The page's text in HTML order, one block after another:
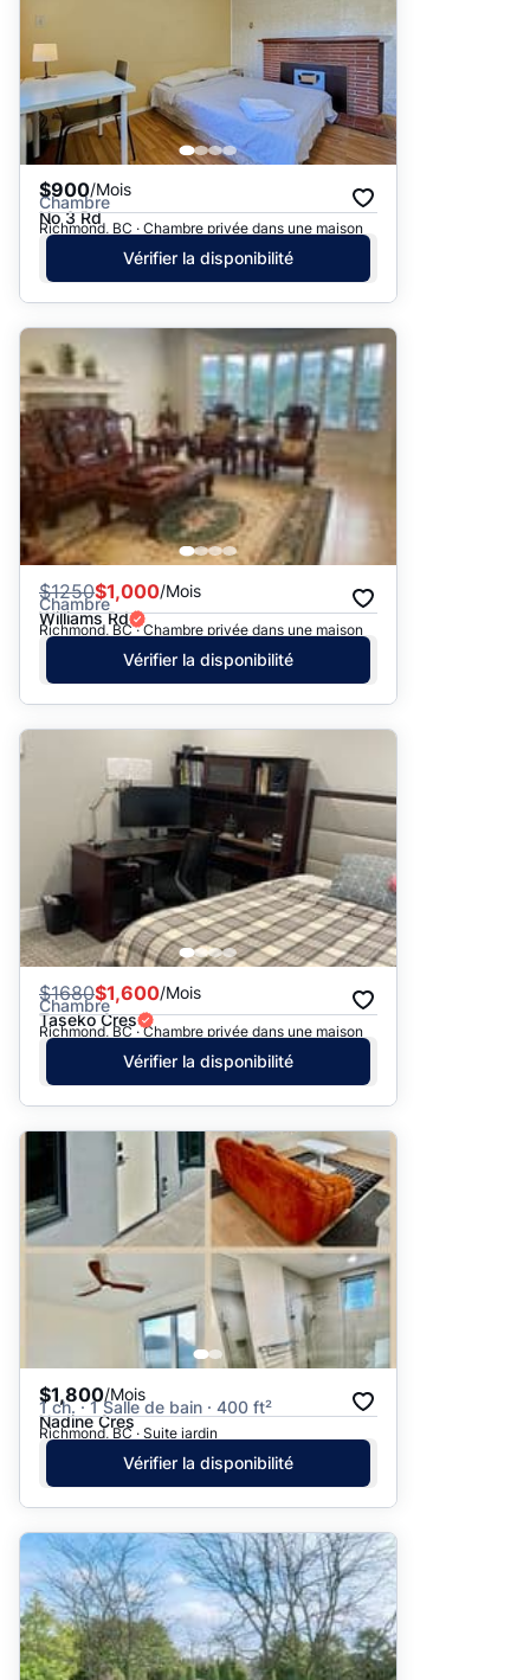
$900/Mois
Chambre
No 3 Rd
Richmond, BC · Chambre privée dans une maison
Vérifier la disponibilité
$1250$1,000/Mois
Chambre
Williams Rd
Richmond, BC · Chambre privée dans une maison
Vérifier la disponibilité
$1680$1,600/Mois
Chambre
Taseko Cres
Richmond, BC · Chambre privée dans une maison
Vérifier la disponibilité
$1,800/Mois
1 ch. · 1 Salle de bain · 400 ft²
Nadine Cres
Richmond, BC · Suite jardin
Vérifier la disponibilité